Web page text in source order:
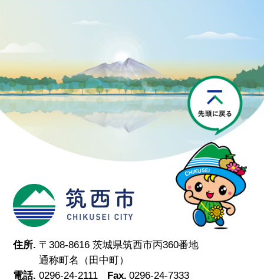
筑西市
住所. 〒308-8616 茨城県筑西市丙360番地
通称町名（田中町）
電話. 0296-24-2111 Fax. 0296-24-7333